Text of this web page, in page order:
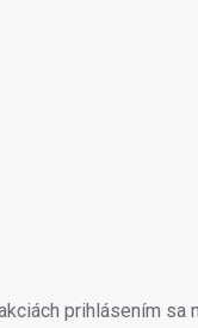
prihlásením sa